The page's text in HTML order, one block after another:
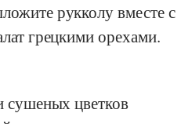
рукколу вместе с
грецкими орехами.
сушеных цветков